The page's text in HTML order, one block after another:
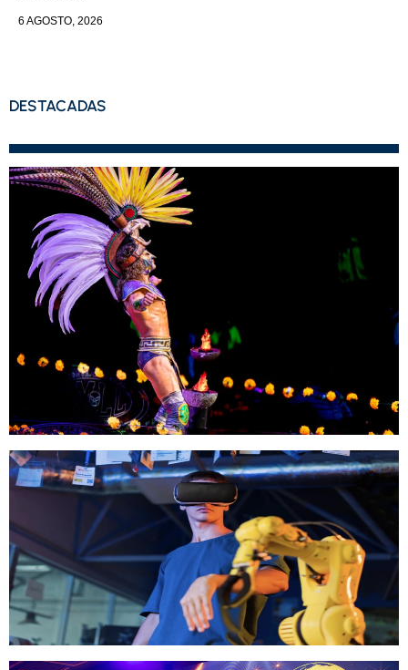
6 AGOSTO, 2026
DESTACADAS